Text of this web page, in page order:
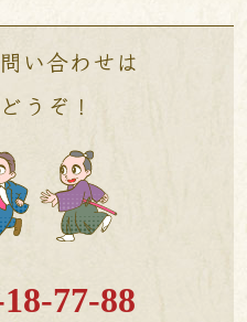
い合わせは
うぞ！
77-88